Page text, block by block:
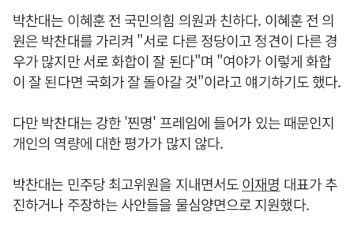
박찬대는 이혜훈 전 국민의힘 의원과 친하다. 이혜훈 전 의
원은 박찬대를 가리켜 "서로 다른 정당이고 정견이 다른 경
우가 많지만 서로 화합이 잘 된다"며 "여야가 이렇게 화합
이 잘 된다면 국회가 잘 돌아갈 것"이라고 얘기하기도 했다.
다만 박찬대는 강한 '찐명' 프레임에 들어가 있는 때문인지
개인의 역량에 대한 평가가 많지 않다.
박찬대는 민주당 최고위원을 지내면서도이재명 대표가 추
진하거나 주장하는 사안들을 물심양면으로 지원했다.